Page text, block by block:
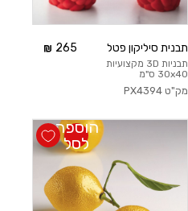
תבנית סיליקון פטל
תבניות 3D מקצועיות
30x40 ס"מ
מק"ט PX4394
265
הוספה
לסל